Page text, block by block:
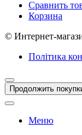
Сравнить
Корзина
© Интернет-
Політика
Продолжить
Меню